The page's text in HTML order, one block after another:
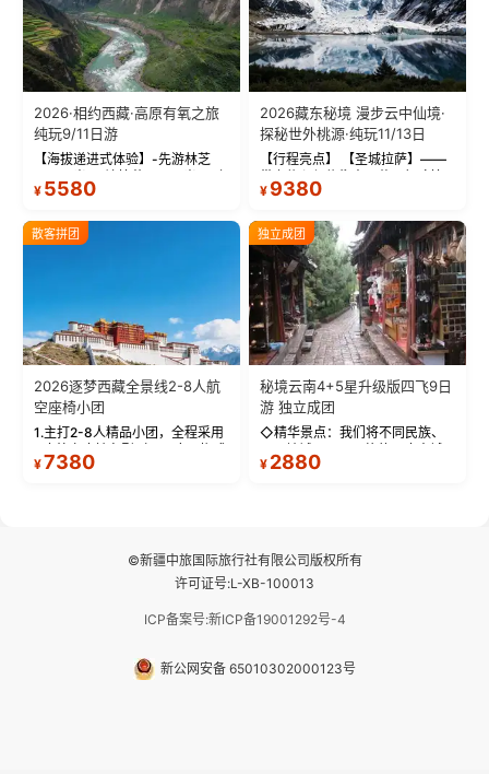
2026·相约西藏·高原有氧之旅
纯玩9/11日游
【海拔递进式体验】-先游林芝
测 99%游客零高反 。 【贴心保
反根本不是事儿 ！ 【无人机航
拍】-雪山/圣湖/...
¥ 5580
2026藏东秘境 漫步云中仙境·
探秘世外桃源·纯玩11/13日
【行程亮点】 【圣城拉萨】——
萨，感受这座城与生俱来的与众
城堡寺院于一体的宏伟建筑，是
西藏最完整的古代...
¥ 9380
散客拼团
2026逐梦西藏全景线2-8人航
空座椅小团
1.主打2-8人精品小团，全程采用
9座航空座椅车型（360度环抱式
座舱），提供VIP级别的舒适出行
¥7380
独立成团
秘境云南4+5星升级版四飞9日
游 独立成团
◇精华景点：我们将不同民族、
不同地域、不同风格的三座古城
—【大理古城、丽江古城、香格
¥ 2880
©新疆中旅国际旅行社有限公司版权所有
许可证号:L-XB-100013
ICP备案号:新ICP备19001292号-4
新公网安备 65010302000123号